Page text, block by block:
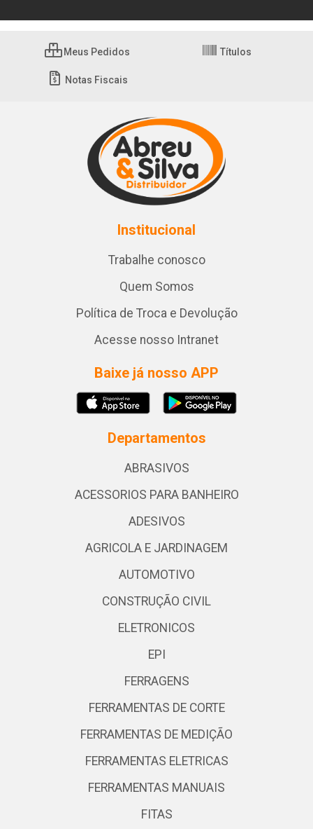
Meus Pedidos Títulos
Notas Fiscais
Institucional
Trabalhe conosco
Quem Somos
Política de Troca e Devolução
Acesse nosso Intranet
Baixe já nosso APP
Departamentos
ABRASIVOS
ACESSORIOS PARA BANHEIRO
ADESIVOS
AGRICOLA E JARDINAGEM
AUTOMOTIVO
CONSTRUÇÃO CIVIL
ELETRONICOS
EPI
FERRAGENS
FERRAMENTAS DE CORTE
FERRAMENTAS DE MEDIÇÃO
FERRAMENTAS ELETRICAS
FERRAMENTAS MANUAIS
FITAS